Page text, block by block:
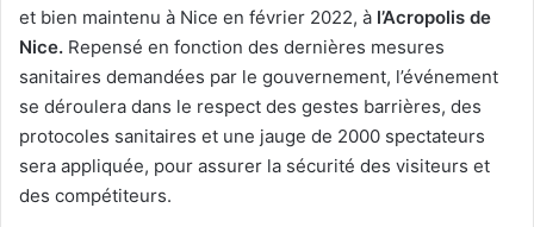
et bien maintenu à Nice en février 2022, à l’Acropolis de
Nice. Repensé en fonction des dernières mesures
sanitaires demandées par le gouvernement, l’événement
se déroulera dans le respect des gestes barrières, des
protocoles sanitaires et une jauge de 2000 spectateurs
sera appliquée, pour assurer la sécurité des visiteurs et
des compétiteurs.